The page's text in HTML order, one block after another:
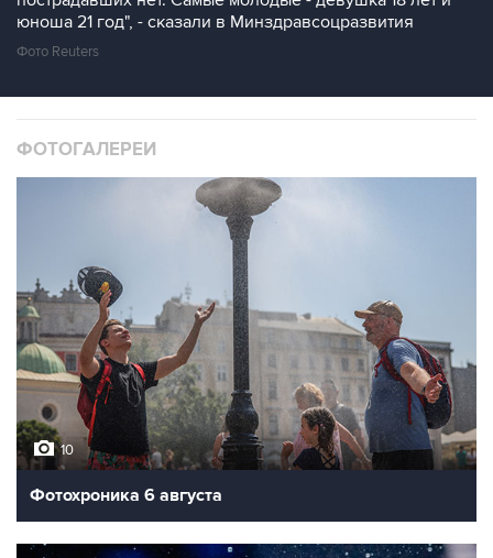
юноша 21 год", - сказали в Минздравсоцразвития
Фото Reuters
ФОТОГАЛЕРЕИ
10
Фотохроника 6 августа